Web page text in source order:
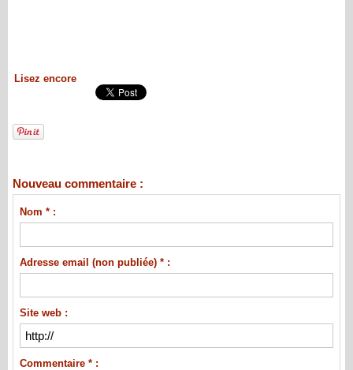
Lisez encore
Nouveau commentaire :
Nom * :
Adresse email (non publiée) * :
Site web :
Commentaire * :